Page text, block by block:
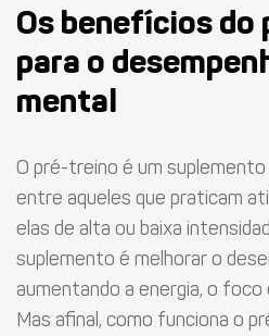
Os benefícios
para o
mental
O pré-treino é um
entre aqueles que praticam
elas de alta ou baixa
suplemento é melhorar o
aumentando a energia, o
Mas afinal, como funciona o